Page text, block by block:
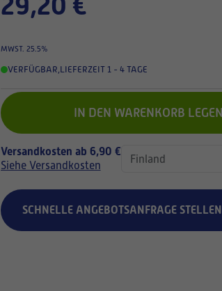
MWST. 25.5%
VERFÜGBAR,LIEFERZEIT 1 - 4 TAGE
IN DEN WARENKORB LEGEN
Versandkosten ab 6,90 €
Siehe Versandkosten
SCHNELLE ANGEBOTSANFRAGE STELLEN